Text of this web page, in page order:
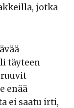
jotka
täyteen
ruuvit
enää
ei saatu irti,